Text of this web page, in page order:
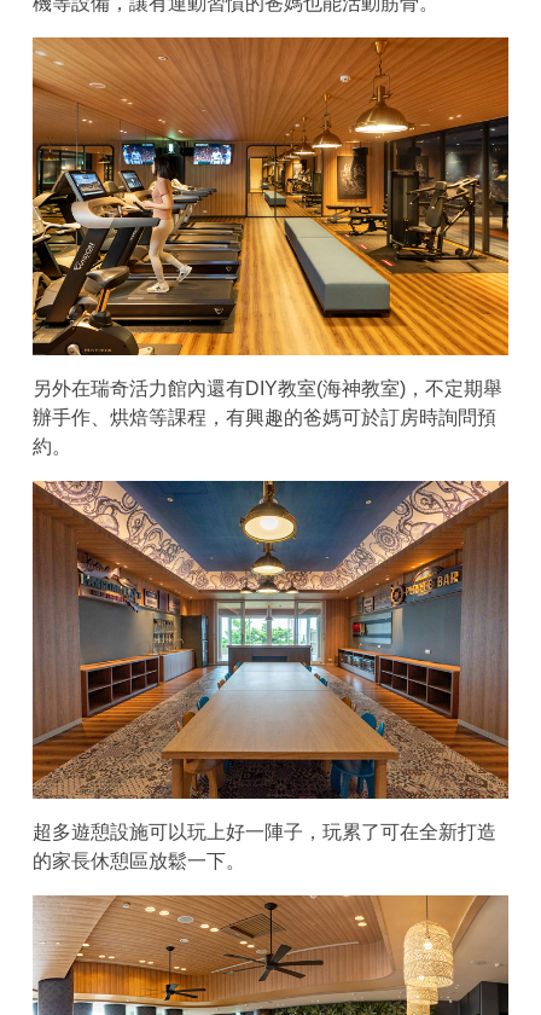
另外在瑞奇活力館內還有DIY教室(海神教室)，不定期舉
辦手作、烘焙等課程，有興趣的爸媽可於訂房時詢問預
約。
超多遊憩設施可以玩上好一陣子，玩累了可在全新打造
的家長休憩區放鬆一下。